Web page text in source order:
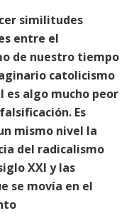
similitudes
entre el
de nuestro tiempo
catolicismo
es algo mucho peor
Es
mismo nivel la
del radicalismo
XXI y las
se movía en el